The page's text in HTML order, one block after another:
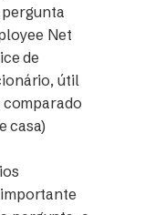
pergunta
Net
de
útil
comparado
casa)